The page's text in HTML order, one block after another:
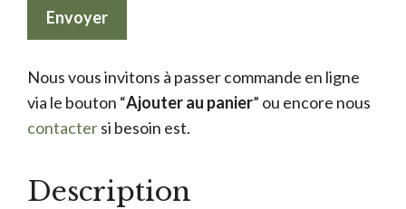
Nous vous invitons à passer commande en ligne
via le bouton “Ajouter au panier” ou encore nous
contactersi besoin est.
Description